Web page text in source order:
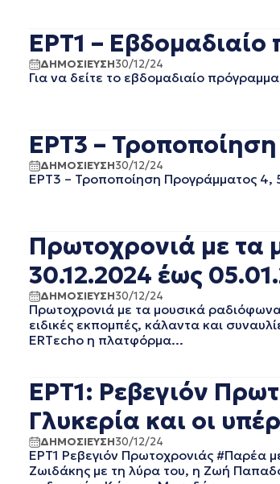
ΜΑΡΤΙΟΣ 2021
ΙΑΝΟΥΑΡΙΟΣ 2021
ΟΚΤΩΒΡΙΟΣ 2020
ΣΕΠΤΕΜΒΡΙΟΣ 2020
ΑΥΓΟΥΣΤΟΣ 2020
ΑΠΡΙΛΙΟΣ 2020
ΜΑΡΤΙΟΣ 2020
ΦΕΒΡΟΥΑΡΙΟΣ 2020
ΙΑΝΟΥΑΡΙΟΣ 2020
ΔΕΚΕΜΒΡΙΟΣ 2019
ΝΟΕΜΒΡΙΟΣ 2019
ΣΕΠΤΕΜΒΡΙΟΣ 2019
ΑΥΓΟΥΣΤΟΣ 2019
ΙΟΥΛΙΟΣ 2019
ΙΟΥΝΙΟΣ 2019
ΜΑΙΟΣ 2019
ΑΠΡΙΛΙΟΣ 2019
ΕΡΤ1 – Εβδομαδιαίο
ΔΗΜΟΣΙΕΥΣΗ30/12/24
Για να δείτε το εβδομαδιαίο
ΕΡΤ3 –
ΔΗΜΟΣΙΕΥΣΗ30/12/24
ΕΡΤ3 – Τροποποίηση Προγράμματος 4,
Πρωτοχρονιά με τα
30.12.2024 έως
ΔΗΜΟΣΙΕΥΣΗ30/12/24
Πρωτοχρονιά με τα μουσικά
ειδικές εκπομπές, κάλαντα και
ERTεcho η πλατφόρμα...
ΕΡΤ1: Ρεβεγιόν
Γλυκερία και οι
ΔΗΜΟΣΙΕΥΣΗ30/12/24
ΕΡΤ1 Ρεβεγιόν Πρωτοχρονιάς #Παρέα
Ζωιδάκης με τη λύρα του, η Ζωή